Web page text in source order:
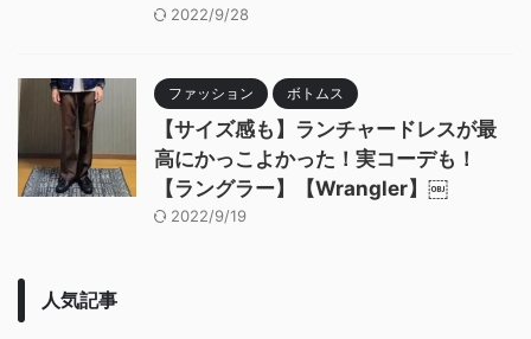
2022/9/28
ファッション ボトムス
【サイズ感も】ランチャードレスが最
高にかっこよかった！実コーデも！
【ラングラー】【Wrangler】￼
2022/9/19
人気記事